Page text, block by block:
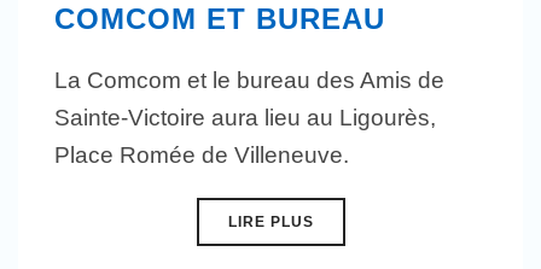
COMCOM ET BUREAU
La Comcom et le bureau des Amis de
Sainte-Victoire aura lieu au Ligourès,
Place Romée de Villeneuve.
LIRE PLUS